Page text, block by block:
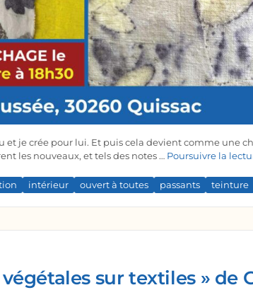
et je crée pour lui. Et puis cela devient comme une
les nouveaux, et tels des notes … Poursuivre la
intérieur ouvert à toutes passants teinture
sur textiles » de